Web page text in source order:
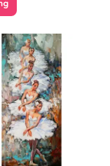
bạn chọn
gian và sở